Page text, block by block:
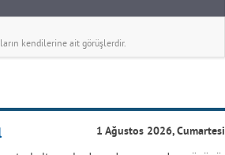
kendilerine ait görüşlerdir.
1 Ağustos 2026, Cumartesi